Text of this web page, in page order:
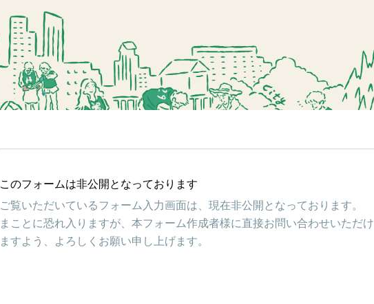
このフォームは非公開となっております
ご覧いただいているフォーム入力画面は、現在非公開となっております。
まことに恐れ入りますが、本フォーム作成者様に直接お問い合わせいただけ
ますよう、よろしくお願い申し上げます。